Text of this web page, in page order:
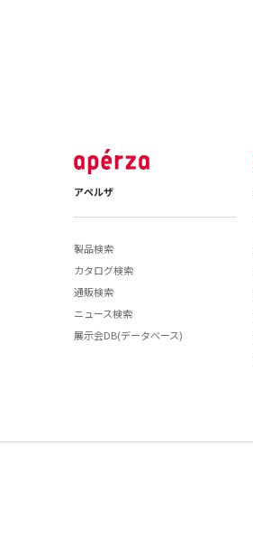
アペルザ
製品検索
カタログ検索
通販検索
ニュース検索
展示会DB(データベース)